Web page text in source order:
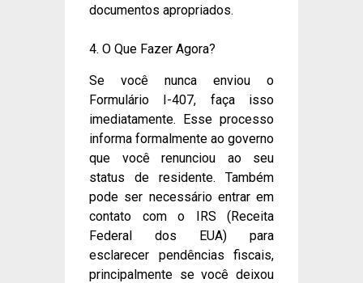
documentos apropriados.
4. O Que Fazer Agora?
Se você nunca enviou o
Formulário I-407, faça isso
imediatamente. Esse processo
informa formalmente ao governo
que você renunciou ao seu
status de residente. Também
pode ser necessário entrar em
contato com o IRS (Receita
Federal dos EUA) para
esclarecer pendências fiscais,
principalmente se você deixou